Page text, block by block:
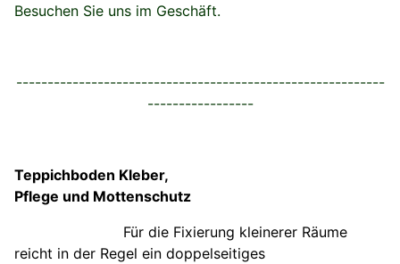
Besuchen Sie uns im Geschäft.
-----------------------------------------------------------
-----------------
Teppichboden Kleber,
Pflege und Mottenschutz
Für die Fixierung kleinerer Räume
reicht in der Regel ein doppelseitiges